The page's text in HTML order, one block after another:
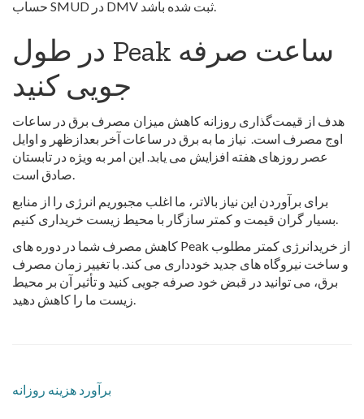
حساب SMUD در DMV ثبت شده باشد.
در طول Peak ساعت صرفه
جویی کنید
هدف از قیمت‌گذاری روزانه کاهش میزان مصرف برق در ساعات
اوج مصرف است. نیاز ما به برق در ساعات آخر بعدازظهر و اوایل
عصر روزهای هفته افزایش می یابد. این امر به ویژه در تابستان
صادق است.
برای برآوردن این نیاز بالاتر، ما اغلب مجبوریم انرژی را از منابع
بسیار گران قیمت و کمتر سازگار با محیط زیست خریداری کنیم.
کاهش مصرف شما در دوره های Peak از خریدانرژی کمتر مطلوب
و ساخت نیروگاه های جدید خودداری می کند. با تغییر زمان مصرف
برق، می توانید در قبض خود صرفه جویی کنید و تأثیر آن بر محیط
زیست ما را کاهش دهید.
برآورد هزینه روزانه